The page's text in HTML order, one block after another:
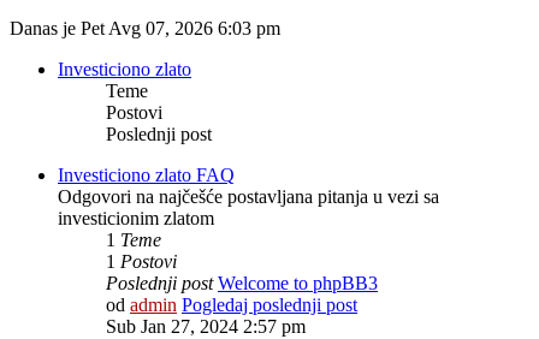
Danas je Pet Avg 07, 2026 6:03 pm
Investiciono zlato
Teme
Postovi
Poslednji post
Investiciono zlato FAQ
Odgovori na najčešće postavljana pitanja u vezi sa
investicionim zlatom
1 Teme
1 Postovi
Poslednji post Welcome to phpBB3
od admin Pogledaj poslednji post
Sub Jan 27, 2024 2:57 pm